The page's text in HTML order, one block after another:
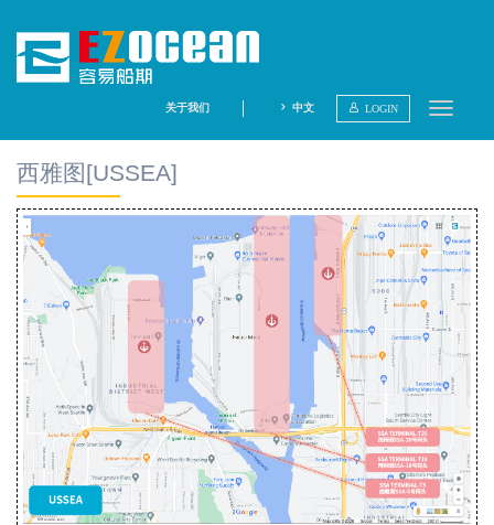
关于我们 中文 LOGIN
查询船期
内陆导航
航线点评
分析报告
码头集锦
西雅图[USSEA]